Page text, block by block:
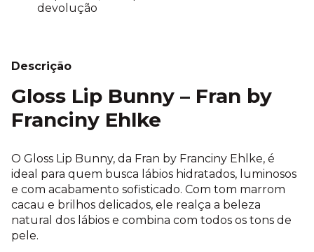
devolução
Descrição
Gloss Lip Bunny – Fran by
Franciny Ehlke
O Gloss Lip Bunny, da Fran by Franciny Ehlke, é
ideal para quem busca lábios hidratados, luminosos
e com acabamento sofisticado. Com tom marrom
cacau e brilhos delicados, ele realça a beleza
natural dos lábios e combina com todos os tons de
pele.